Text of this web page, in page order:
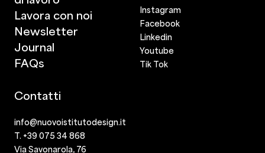
Lavora con noi
Newsletter
Journal
FAQs
Instagram
Facebook
Linkedin
Youtube
Tik Tok
Contatti
info@nuovoistitutodesign.it
T. +39 075 34 868
Via Savonarola, 76